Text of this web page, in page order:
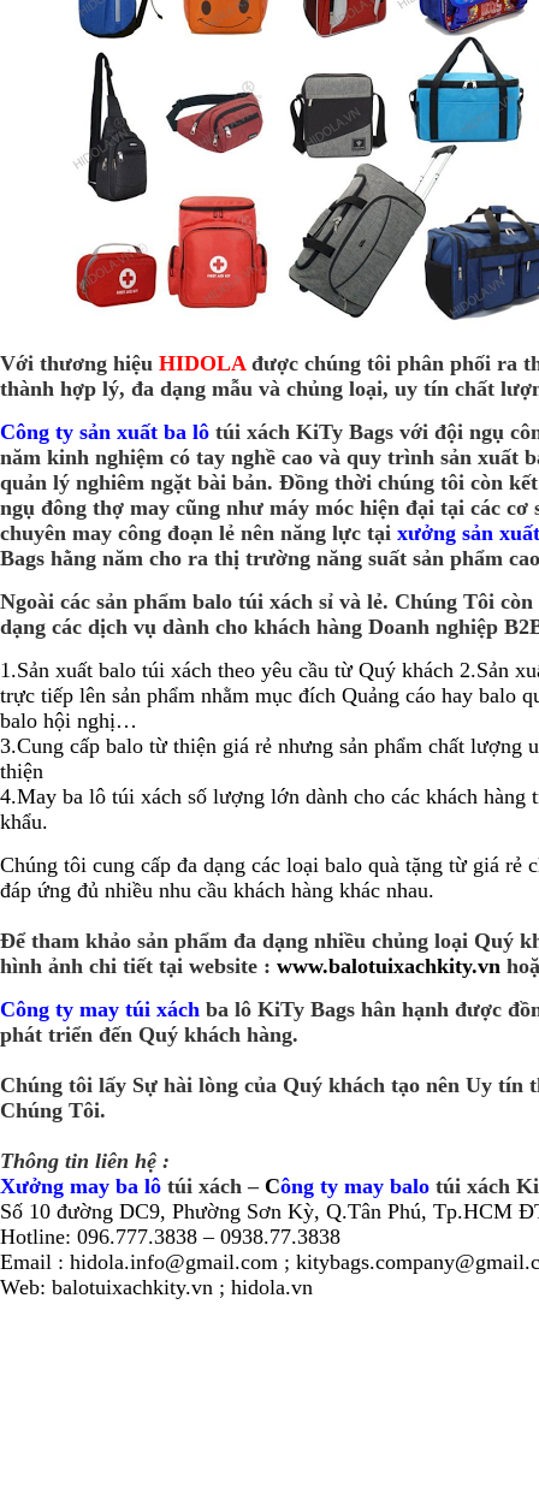
Với thương hiệu HIDOLA được chúng tôi phân phối ra
thành hợp lý, đa dạng mẫu và chủng loại, uy tín chất
Công ty sản xuất ba lô túi xách KiTy Bags với đội ngụ
năm kinh nghiệm có tay nghề cao và quy trình sản xuất
quản lý nghiêm ngặt bài bản. Đồng thời chúng tôi còn
ngụ đông thợ may cũng như máy móc hiện đại tại các cơ
chuyên may công đoạn lẻ nên năng lực tại xưởng sản
Bags hằng năm cho ra thị trường năng suất sản phẩm
Ngoài các sản phẩm balo túi xách sỉ và lẻ. Chúng Tôi
dạng các dịch vụ dành cho khách hàng Doanh nghiệp
1.Sản xuất balo túi xách theo yêu cầu từ Quý khách 2.Sản
trực tiếp lên sản phẩm nhằm mục đích Quảng cáo hay balo
balo hội nghị…
3.Cung cấp balo từ thiện giá rẻ nhưng sản phẩm chất lượng
thiện
4.May ba lô túi xách số lượng lớn dành cho các khách hàng
khẩu.
Chúng tôi cung cấp đa dạng các loại balo quà tặng từ giá rẻ
đáp ứng đủ nhiều nhu cầu khách hàng khác nhau.
Để tham khảo sản phẩm đa dạng nhiều chủng loại Quý
hình ảnh chi tiết tại website : www.balotuixachkity.vn
Công ty may túi xách ba lô KiTy Bags hân hạnh được
phát triển đến Quý khách hàng.
Chúng tôi lấy Sự hài lòng của Quý khách tạo nên Uy tín
Chúng Tôi.
Thông tin liên hệ :
Xưởng may ba lô túi xách – Công ty may balo túi xách
Số 10 đường DC9, Phường Sơn Kỳ, Q.Tân Phú, Tp.HCM
Hotline: 096.777.3838 – 0938.77.3838
Email : hidola.info@gmail.com ;
Web: balotuixachkity.vn ; hidola.vn